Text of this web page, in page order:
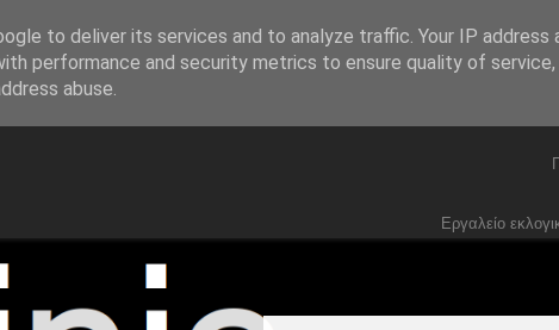
Menu
Skip to contentHome
Συνταγματικά
Εργαλείο
to deliver its services and to analyze traffic. Your IP address
performance and security metrics to ensure quality of
abuse.